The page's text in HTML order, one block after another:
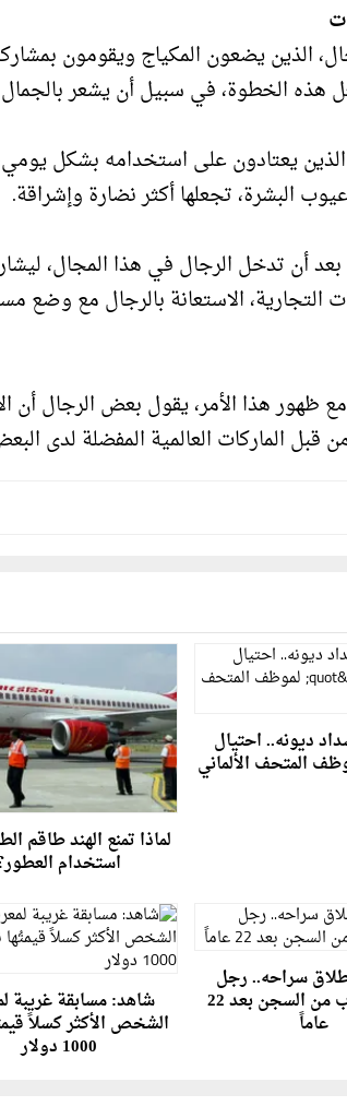
يضعون المكياج ويقومون
هذه الخطوة، في سبيل أن يشعر
يعتادون على استخدامه بشكل
البشرة، تجعلها أكثر نضارة وإشراقة.
أن تدخل الرجال في هذا المجال،
التجارية، الاستعانة بالرجال مع
قبل الماركات العالمية المفضلة لدى
ديونه.. احتيال
المتحف الألماني
لماذا تمنع الهند طاقم
استخدام
سراحه.. رجل
روسي يهرب من السجن بعد 22
عاماً
شاهد: مسابقة غريبة
الشخص الأكثر كسلاً
1000 دولار